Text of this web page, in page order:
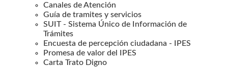
Canales de Atención
Guía de tramites y servicios
SUIT - Sistema Único de Información de
Trámites
Encuesta de percepción ciudadana - IPES
Promesa de valor del IPES
Carta Trato Digno